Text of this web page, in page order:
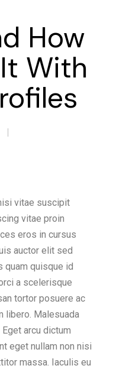
How
With
vitae suscipit
vitae proin
eros in cursus
auctor elit sed
quam quisque id
a scelerisque
tortor posuere ac
libero. Malesuada
arcu dictum
eget nullam non nisi
massa. Iaculis eu